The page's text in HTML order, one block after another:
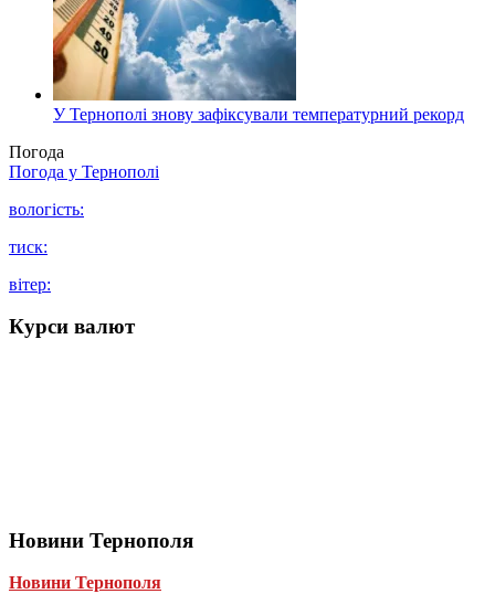
У Тернополі знову зафіксували температурний рекорд
Погода
Погода у Тернополі
вологість:
тиск:
вітер:
Курси валют
Новини Тернополя
Новини Тернополя